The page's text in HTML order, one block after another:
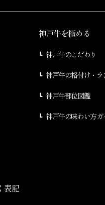
表記
神戸牛を極める
神戸牛のこだわり
神戸牛の格付け・ラ
神戸牛部位図鑑
神戸牛の味わい方ガ